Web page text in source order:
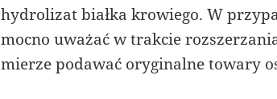
hydrolizat białka krowiego. W
mocno uważać w trakcie
mierze podawać oryginalne towary